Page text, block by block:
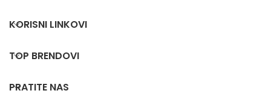
KORISNI LINKOVI
TOP BRENDOVI
PRATITE NAS